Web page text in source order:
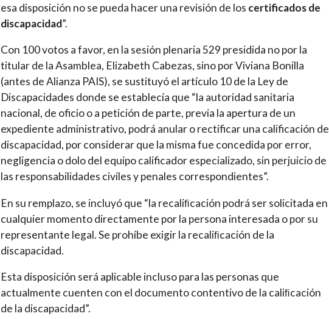
esa disposición no se pueda hacer una revisión de los certificados de
discapacidad”.
Con 100 votos a favor, en la sesión plenaria 529 presidida no por la
titular de la Asamblea, Elizabeth Cabezas, sino por Viviana Bonilla
(antes de Alianza PAIS), se sustituyó el artículo 10 de la Ley de
Discapacidades donde se establecía que “la autoridad sanitaria
nacional, de oficio o a petición de parte, previa la apertura de un
expediente administrativo, podrá anular o rectificar una calificación de
discapacidad, por considerar que la misma fue concedida por error,
negligencia o dolo del equipo calificador especializado, sin perjuicio de
las responsabilidades civiles y penales correspondientes”.
En su remplazo, se incluyó que “la recaliﬁcación podrá ser solicitada en
cualquier momento directamente por la persona interesada o por su
representante legal. Se prohíbe exigir la recaliﬁcación de la
discapacidad.
Esta disposición será aplicable incluso para las personas que
actualmente cuenten con el documento contentivo de la caliﬁcación
de la discapacidad”.